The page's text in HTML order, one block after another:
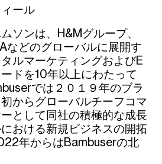
ール
ソンは、H&Mグループ、
などのグローバルに展開す
ルマーケティングおよびE
ドを10年以上にわたって
では２０１９年のブラ
からグローバルチーフコマ
として同社の積極的な成長
おける新規ビジネスの開拓
年からはBambuserの北